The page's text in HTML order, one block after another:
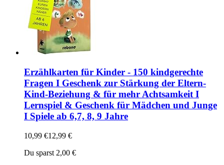
Erzählkarten für Kinder - 150 kindgerechte
Fragen I Geschenk zur Stärkung der Eltern-
Kind-Beziehung & für mehr Achtsamkeit I
Lernspiel & Geschenk für Mädchen und Junge
I Spiele ab 6,7, 8, 9 Jahre
10,99 €12,99 €
Du sparst 2,00 €